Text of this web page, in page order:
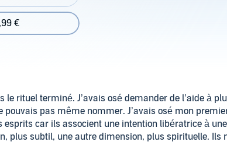
€
rituel terminé. J’avais osé demander de l’aide à
pouvais pas même nommer. J’avais osé mon
car ils associent une intention libératrice à une
plus subtil, une autre dimension, plus spirituelle. Ils
à la foi que nous avons en lui. Dans cet ouvrage,